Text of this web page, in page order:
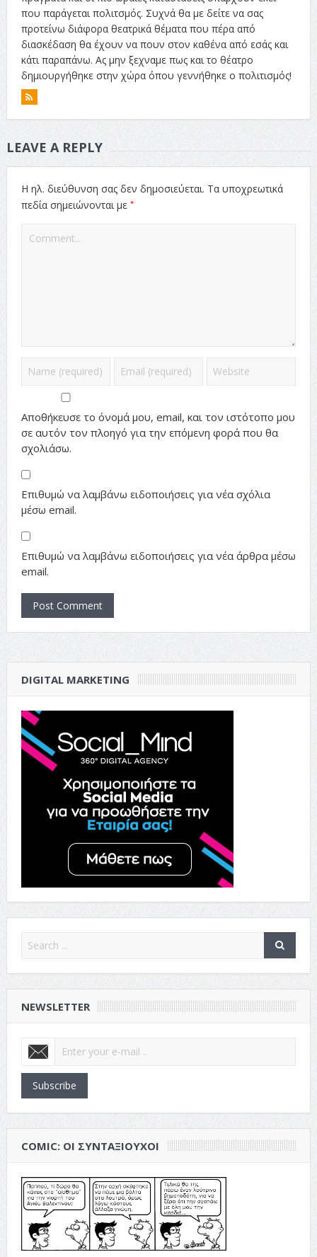
που παράγεται πολιτσμός. Συχνά θα με δείτε να σας
προτείνω διάφορα θεατρικά θέματα που πέρα από
διασκέδαση θα έχουν να πουν στον καθένα από εσάς και
κάτι παραπάνω. Ας μην ξεχναμε πως και το θέατρο
δημιουργήθηκε στην χώρα όπου γεννήθηκε ο πολιτισμός!
LEAVE A REPLY
Η ηλ. διεύθυνση σας δεν δημοσιεύεται. Τα υποχρεωτικά
πεδία σημειώνονται με *
Αποθήκευσε το όνομά μου, email, και τον ιστότοπο μου
σε αυτόν τον πλοηγό για την επόμενη φορά που θα
σχολιάσω.
Επιθυμώ να λαμβάνω ειδοποιήσεις για νέα σχόλια
μέσω email.
Επιθυμώ να λαμβάνω ειδοποιήσεις για νέα άρθρα μέσω
email.
DIGITAL MARKETING
NEWSLETTER
Subscribe
COMIC: ΟΙ ΣΥΝΤΑΞΙΟΎΧΟΙ